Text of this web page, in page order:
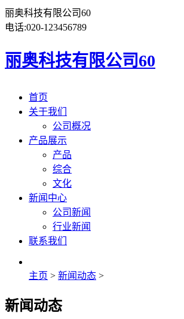
丽奥科技有限公司60
电话:020-123456789
丽奥科技有限公司60
首页
关于我们
公司概况
产品展示
产品
综合
文化
新闻中心
公司新闻
行业新闻
联系我们
主页 > 新闻动态 >
新闻动态